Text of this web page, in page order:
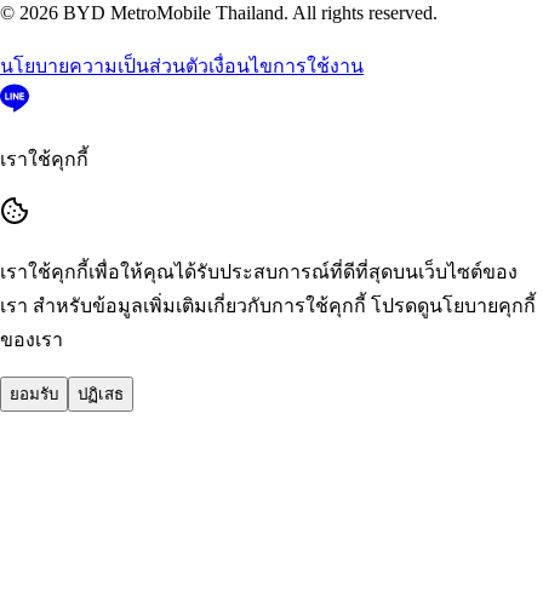
© 2026 BYD MetroMobile Thailand. All rights reserved.
นโยบายความเป็นส่วนตัวเงื่อนไขการใช้งาน
เราใช้คุกกี้
เราใช้คุกกี้เพื่อให้คุณได้รับประสบการณ์ที่ดีที่สุดบนเว็บไซต์ของ
เรา สำหรับข้อมูลเพิ่มเติมเกี่ยวกับการใช้คุกกี้ โปรดดูนโยบายคุกกี้
ของเรา
ยอมรับ ปฏิเสธ